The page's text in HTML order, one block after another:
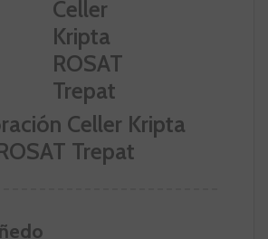
Celler Kripta
Trepat